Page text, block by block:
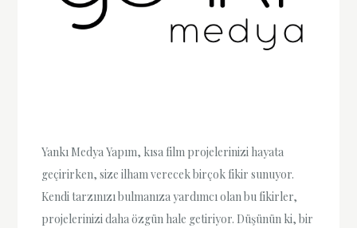
Yankı Medya Yapım, kısa film projelerinizi hayata
geçirirken, size ilham verecek birçok fikir sunuyor.
Kendi tarzınızı bulmanıza yardımcı olan bu fikirler,
projelerinizi daha özgün hale getiriyor. Düşünün ki, bir